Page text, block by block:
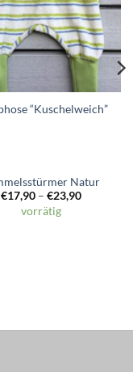
“Kuschelweich”
Natur
€17,90– €23,90
vorrätig